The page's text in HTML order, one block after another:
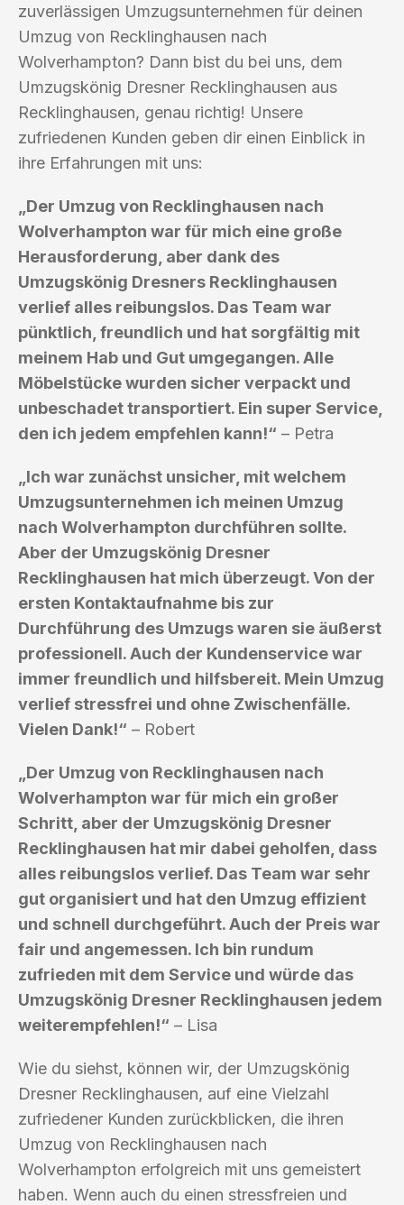
zuverlässigen Umzugsunternehmen für deinen
Umzug von Recklinghausen nach
Wolverhampton? Dann bist du bei uns, dem
Umzugskönig Dresner Recklinghausen aus
Recklinghausen, genau richtig! Unsere
zufriedenen Kunden geben dir einen Einblick in
ihre Erfahrungen mit uns:
„Der Umzug von Recklinghausen nach
Wolverhampton war für mich eine große
Herausforderung, aber dank des
Umzugskönig Dresners Recklinghausen
verlief alles reibungslos. Das Team war
pünktlich, freundlich und hat sorgfältig mit
meinem Hab und Gut umgegangen. Alle
Möbelstücke wurden sicher verpackt und
unbeschadet transportiert. Ein super Service,
den ich jedem empfehlen kann!“ – Petra
„Ich war zunächst unsicher, mit welchem
Umzugsunternehmen ich meinen Umzug
nach Wolverhampton durchführen sollte.
Aber der Umzugskönig Dresner
Recklinghausen hat mich überzeugt. Von der
ersten Kontaktaufnahme bis zur
Durchführung des Umzugs waren sie äußerst
professionell. Auch der Kundenservice war
immer freundlich und hilfsbereit. Mein Umzug
verlief stressfrei und ohne Zwischenfälle.
Vielen Dank!“ – Robert
„Der Umzug von Recklinghausen nach
Wolverhampton war für mich ein großer
Schritt, aber der Umzugskönig Dresner
Recklinghausen hat mir dabei geholfen, dass
alles reibungslos verlief. Das Team war sehr
gut organisiert und hat den Umzug effizient
und schnell durchgeführt. Auch der Preis war
fair und angemessen. Ich bin rundum
zufrieden mit dem Service und würde das
Umzugskönig Dresner Recklinghausen jedem
weiterempfehlen!“ – Lisa
Wie du siehst, können wir, der Umzugskönig
Dresner Recklinghausen, auf eine Vielzahl
zufriedener Kunden zurückblicken, die ihren
Umzug von Recklinghausen nach
Wolverhampton erfolgreich mit uns gemeistert
haben. Wenn auch du einen stressfreien und